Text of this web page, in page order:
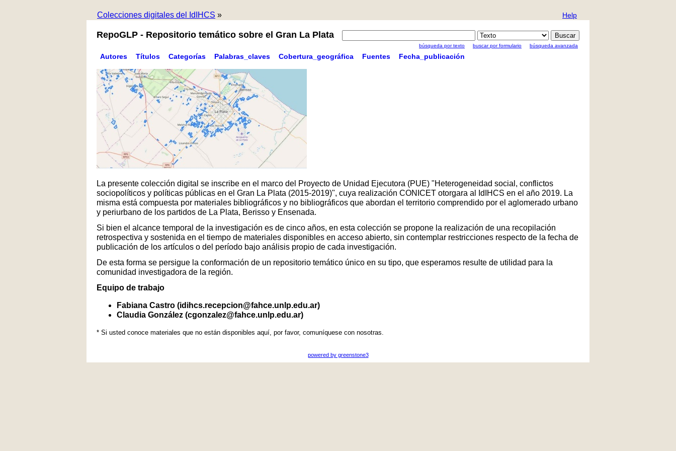
Colecciones digitales del IdIHCS » Help
RepoGLP - Repositorio temático sobre el Gran La Plata
búsqueda por texto buscar por formulario búsqueda avanzada
Autores Títulos Categorías Palabras_claves Cobertura_geográfica Fuentes Fecha_publicación
La presente colección digital se inscribe en el marco del Proyecto de Unidad Ejecutora (PUE) "Heterogeneidad social, conflictos
sociopolíticos y políticas públicas en el Gran La Plata (2015-2019)", cuya realización CONICET otorgara al IdIHCS en el año 2019. La
misma está compuesta por materiales bibliográficos y no bibliográficos que abordan el territorio comprendido por el aglomerado urbano
y periurbano de los partidos de La Plata, Berisso y Ensenada.
Si bien el alcance temporal de la investigación es de cinco años, en esta colección se propone la realización de una recopilación
retrospectiva y sostenida en el tiempo de materiales disponibles en acceso abierto, sin contemplar restricciones respecto de la fecha de
publicación de los artículos o del período bajo análisis propio de cada investigación.
De esta forma se persigue la conformación de un repositorio temático único en su tipo, que esperamos resulte de utilidad para la
comunidad investigadora de la región.
Equipo de trabajo
Fabiana Castro (idihcs.recepcion@fahce.unlp.edu.ar)
Claudia González (cgonzalez@fahce.unlp.edu.ar)
* Si usted conoce materiales que no están disponibles aquí, por favor, comuníquese con nosotras.
powered by greenstone3